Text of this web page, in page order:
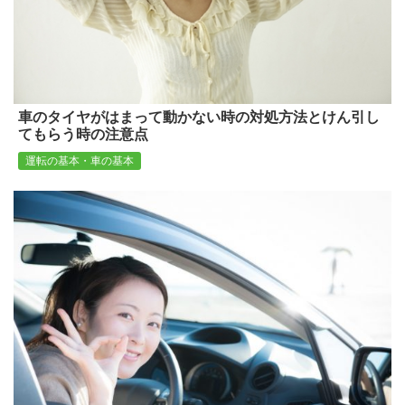
車のタイヤがはまって動かない時の対処方法とけん引し
てもらう時の注意点
運転の基本・車の基本